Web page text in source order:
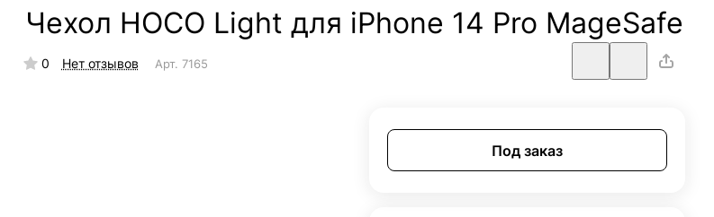
Чехол HOCO Light для iPhone 14 Pro MageSafe
0 Нет отзывов Арт. 7165
Под заказ